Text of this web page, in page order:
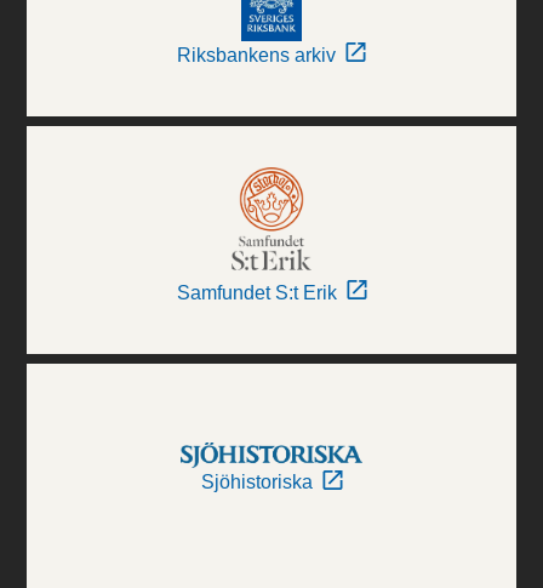
Riksbankens arkiv
Samfundet S:t Erik
Sjöhistoriska